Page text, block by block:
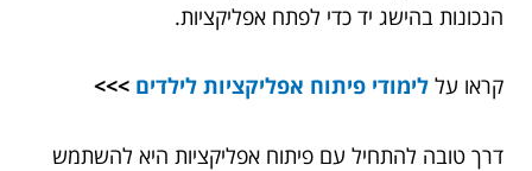
הנכונות בהישג יד כדי לפתח אפליקציות.
קראו על לימודי פיתוח אפליקציות לילדים >>>
דרך טובה להתחיל עם פיתוח אפליקציות היא להשתמש